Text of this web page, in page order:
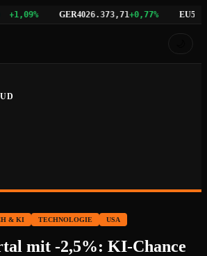
GER4026.373,71+0,77% EU50
& KI TECHNOLOGIE USA
mit -2,5%: KI-Chance